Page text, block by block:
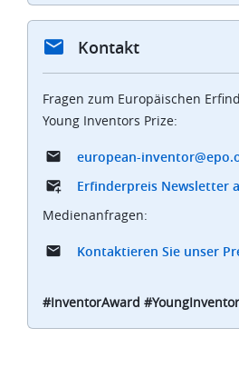
Kontakt
Fragen zum Europäischen
Young Inventors Prize:
european-
Erfinderpreis Newsletter
Medienanfragen:
Kontaktieren Sie unser
#InventorAward